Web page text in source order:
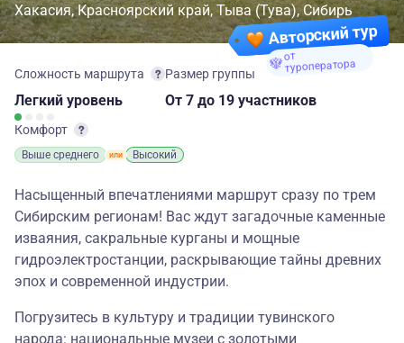
Авторский тур
от
туроператора
Хакасия Красноярский край Тыва (Тува) Сибирь
Сложность маршрута
Легкий уровень
Комфорт
Выше среднего Высокий
Размер группы
От 7 до 19 участников
Насыщенный впечатлениями маршрут сразу по трем
Сибирским регионам! Вас ждут загадочные каменные
изваяния, сакральные курганы и мощные
гидроэлектростанции, раскрывающие тайны древних
эпох и современной индустрии.
Погрузитесь в культуру и традиции тувинского
народа: национальные музеи с золотыми